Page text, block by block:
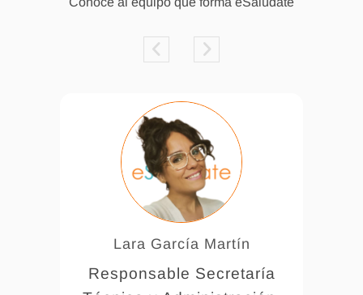
Lara García Martín
Responsable Secretaría